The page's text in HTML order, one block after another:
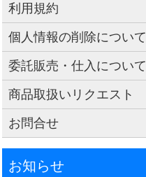
利用規約
個人情報の削除について
委託販売・仕入について
商品取扱いリクエスト
お問合せ
お知らせ